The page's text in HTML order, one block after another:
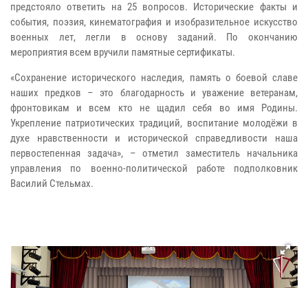
предстояло ответить на 25 вопросов. Исторические факты и
события, поэзия, кинематография и изобразительное искусство
военных лет, легли в основу заданий. По окончанию
мероприятия всем вручили памятные сертификаты.
«Сохранение исторического наследия, память о боевой славе
наших предков – это благодарность и уважение ветеранам,
фронтовикам и всем кто не щадил себя во имя Родины.
Укрепление патриотических традиций, воспитание молодёжи в
духе нравственности и исторической справедливости наша
первостепенная задача», – отметил заместитель начальника
управления по военно-политической работе подполковник
Василий Стельмах.